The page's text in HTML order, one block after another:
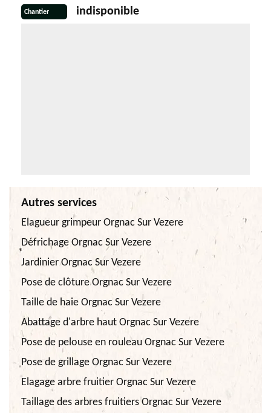
Chantier indisponible
Autres services
Elagueur grimpeur Orgnac Sur Vezere
Défrichage Orgnac Sur Vezere
Jardinier Orgnac Sur Vezere
Pose de clôture Orgnac Sur Vezere
Taille de haie Orgnac Sur Vezere
Abattage d'arbre haut Orgnac Sur Vezere
Pose de pelouse en rouleau Orgnac Sur Vezere
Pose de grillage Orgnac Sur Vezere
Elagage arbre fruitier Orgnac Sur Vezere
Taillage des arbres fruitiers Orgnac Sur Vezere